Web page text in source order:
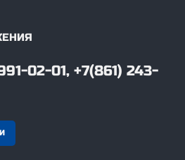
02-01, +7(861) 243-